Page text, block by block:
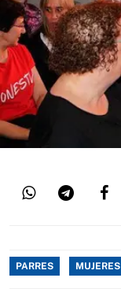
PARRES MUJERES